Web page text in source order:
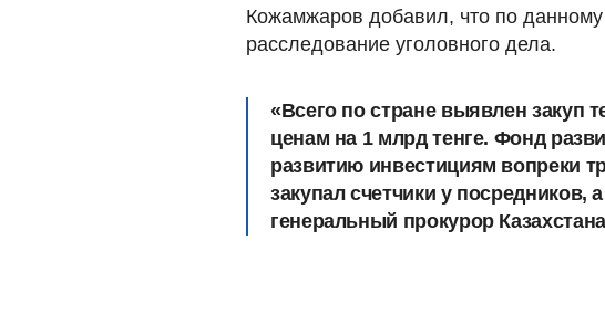
Кожамжаров добавил, что по
расследование уголовного дела.
«Всего по стране выявлен закуп
ценам на 1 млрд тенге. Фонд
развитию инвестициям вопреки
закупал счетчики у посредников,
генеральный прокурор